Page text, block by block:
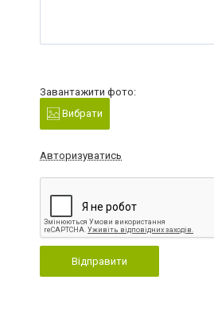
Завантажити фото:
Вибрати
Авторизуватись
Відправити